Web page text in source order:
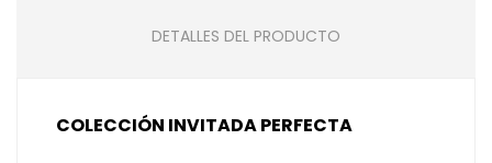
DETALLES DEL PRODUCTO
COLECCIÓN INVITADA PERFECTA